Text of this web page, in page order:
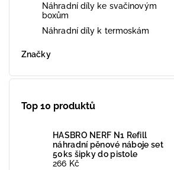
Náhradní díly ke svačinovým
boxům
Náhradní díly k termoskám
Značky
Top 10 produktů
HASBRO NERF N1 Refill
náhradní pěnové náboje set
50ks šipky do pistole
266 Kč